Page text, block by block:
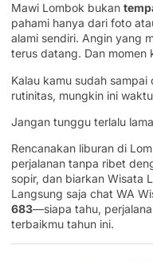
Mawi Lombok bukan
pahami hanya dari foto
alami sendiri. Angin yang
terus datang. Dan
Kalau kamu sudah
rutinitas, mungkin ini
Jangan tunggu terlalu
Rencanakan liburan di
perjalanan tanpa ribet
sopir, dan biarkan Wisata
Langsung saja chat WA
683—siapa tahu,
terbaikmu tahun ini.